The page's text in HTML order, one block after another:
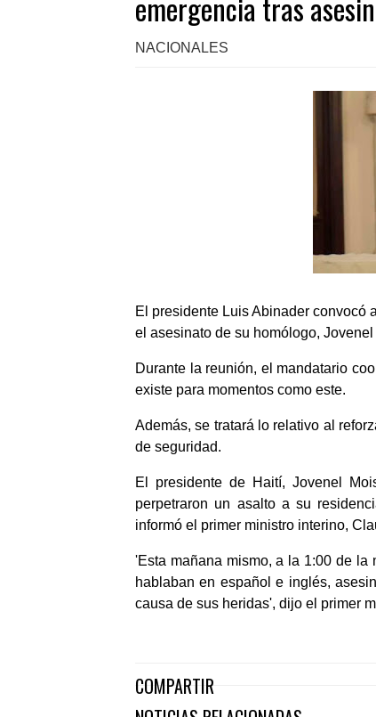
emergencia tras
NACIONALES
El presidente Luis Abinader convocó
el asesinato de su homólogo, Jovenel
Durante la reunión, el mandatario
existe para momentos como este.
Además, se tratará lo relativo al
de seguridad.
El presidente de Haití, Jovenel
perpetraron un asalto a su
informó el primer ministro interino,
'Esta mañana mismo, a la 1:00 de
hablaban en español e inglés,
causa de sus heridas', dijo el primer
COMPARTIR